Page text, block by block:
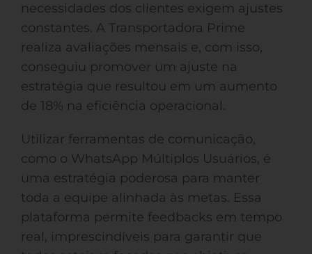
necessidades dos clientes exigem ajustes
constantes. A Transportadora Prime
realiza avaliações mensais e, com isso,
conseguiu promover um ajuste na
estratégia que resultou em um aumento
de 18% na eficiência operacional.
Utilizar ferramentas de comunicação,
como o WhatsApp Múltiplos Usuários, é
uma estratégia poderosa para manter
toda a equipe alinhada às metas. Essa
plataforma permite feedbacks em tempo
real, imprescindíveis para garantir que